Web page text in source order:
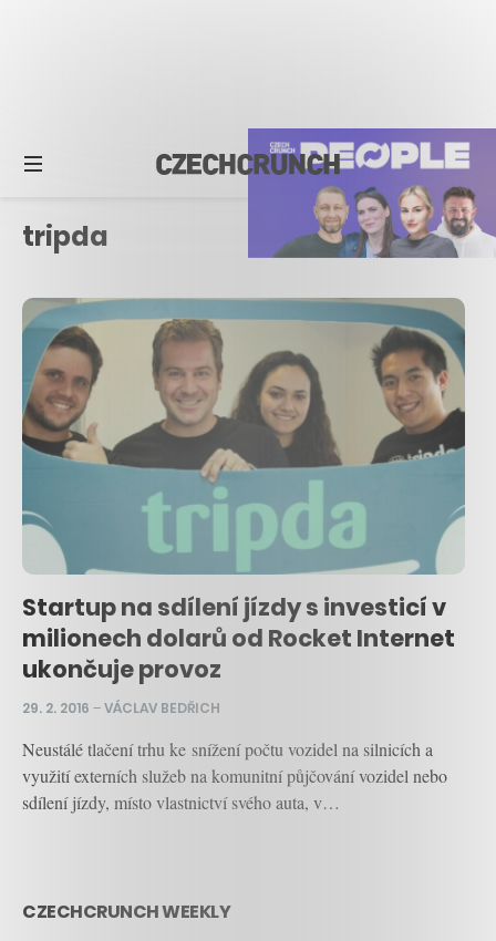
tripda
Startup na sdílení jízdy s investicí v
milionech dolarů od Rocket Internet
ukončuje provoz
29. 2. 2016 –VÁCLAV BEDŘICH
Neustálé tlačení trhu ke snížení počtu vozidel na silnicích a
využití externích služeb na komunitní půjčování vozidel nebo
sdílení jízdy, místo vlastnictví svého auta, v…
CZECHCRUNCH WEEKLY